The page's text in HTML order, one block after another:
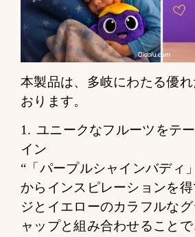
本製品は、多岐にわたる優
おります。
1. ユニークなフルーツをテ
イン
“「パープルシャインバディ
からインスピレーションを
ジとイエローのカラフルな
ャップと組み合わせること